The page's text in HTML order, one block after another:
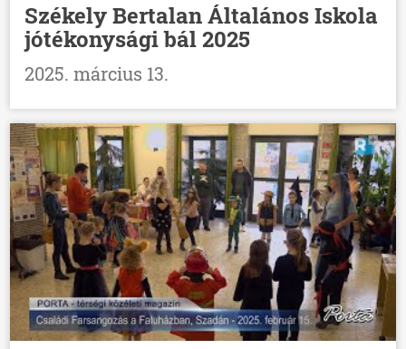
Székely Bertalan Általános Iskola
jótékonysági bál 2025
2025. március 13.